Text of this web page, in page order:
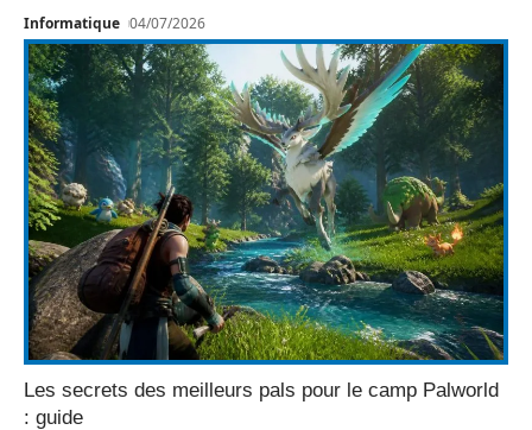
Informatique 04/07/2026
Les secrets des meilleurs pals pour le camp Palworld
: guide